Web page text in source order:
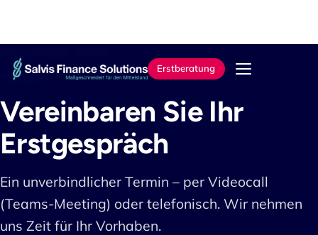
Erstberatung
TERMIN
Vereinbaren Sie Ihr
Erstgespräch
Ein unverbindlicher Termin – per Videocall
(Teams-Meeting) oder telefonisch. Wir nehmen
uns Zeit für Ihr Vorhaben.